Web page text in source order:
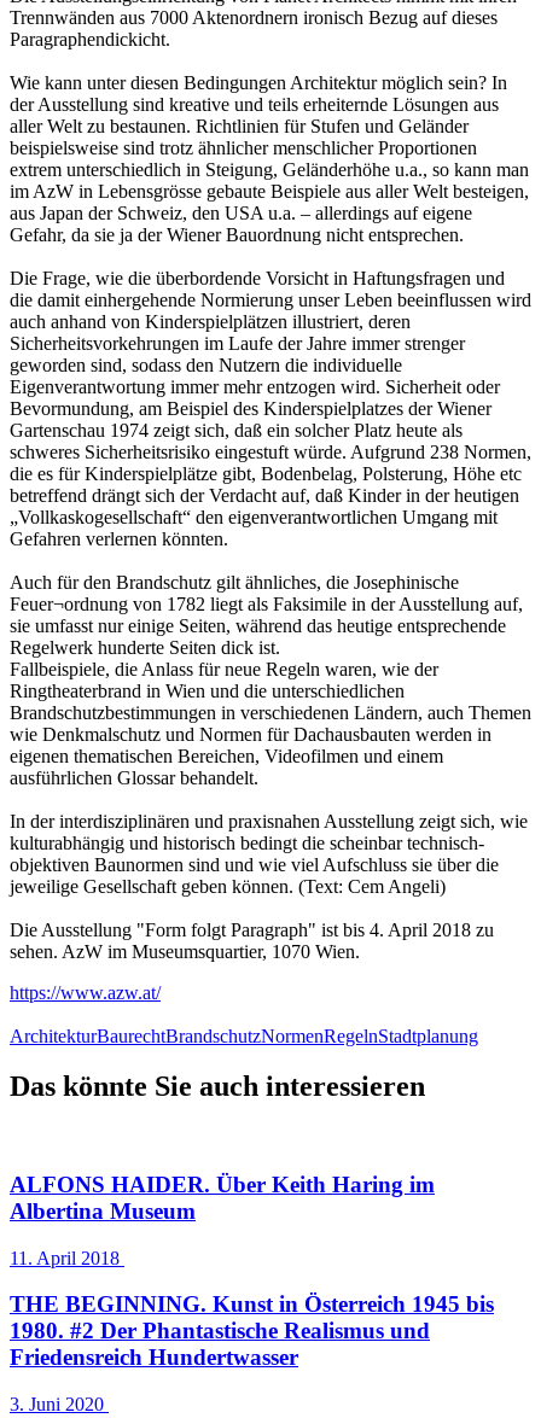
Trennwänden aus 7000 Aktenordnern ironisch Bezug auf dieses
Paragraphendickicht.
Wie kann unter diesen Bedingungen Architektur möglich sein? In
der Ausstellung sind kreative und teils erheiternde Lösungen aus
aller Welt zu bestaunen. Richtlinien für Stufen und Geländer
beispielsweise sind trotz ähnlicher menschlicher Proportionen
extrem unterschiedlich in Steigung, Geländerhöhe u.a., so kann man
im AzW in Lebensgrösse gebaute Beispiele aus aller Welt besteigen,
aus Japan der Schweiz, den USA u.a. – allerdings auf eigene
Gefahr, da sie ja der Wiener Bauordnung nicht entsprechen.
Die Frage, wie die überbordende Vorsicht in Haftungsfragen und
die damit einhergehende Normierung unser Leben beeinflussen wird
auch anhand von Kinderspielplätzen illustriert, deren
Sicherheitsvorkehrungen im Laufe der Jahre immer strenger
geworden sind, sodass den Nutzern die individuelle
Eigenverantwortung immer mehr entzogen wird. Sicherheit oder
Bevormundung, am Beispiel des Kinderspielplatzes der Wiener
Gartenschau 1974 zeigt sich, daß ein solcher Platz heute als
schweres Sicherheitsrisiko eingestuft würde. Aufgrund 238 Normen,
die es für Kinderspielplätze gibt, Bodenbelag, Polsterung, Höhe etc
betreffend drängt sich der Verdacht auf, daß Kinder in der heutigen
„Vollkaskogesellschaft“ den eigenverantwortlichen Umgang mit
Gefahren verlernen könnten.
Auch für den Brandschutz gilt ähnliches, die Josephinische
Feuer¬ordnung von 1782 liegt als Faksimile in der Ausstellung auf,
sie umfasst nur einige Seiten, während das heutige entsprechende
Regelwerk hunderte Seiten dick ist.
Fallbeispiele, die Anlass für neue Regeln waren, wie der
Ringtheaterbrand in Wien und die unterschiedlichen
Brandschutzbestimmungen in verschiedenen Ländern, auch Themen
wie Denkmalschutz und Normen für Dachausbauten werden in
eigenen thematischen Bereichen, Videofilmen und einem
ausführlichen Glossar behandelt.
In der interdisziplinären und praxisnahen Ausstellung zeigt sich, wie
kulturabhängig und historisch bedingt die scheinbar technisch-
objektiven Baunormen sind und wie viel Aufschluss sie über die
jeweilige Gesellschaft geben können. (Text: Cem Angeli)
Die Ausstellung "Form folgt Paragraph" ist bis 4. April 2018 zu
sehen. AzW im Museumsquartier, 1070 Wien.
https://www.azw.at/
ArchitekturBaurechtBrandschutzNormenRegelnStadtplanung
Das könnte Sie auch interessieren
ALFONS HAIDER. Über Keith Haring im
Albertina Museum
11. April 2018
THE BEGINNING. Kunst in Österreich 1945 bis
1980. #2 Der Phantastische Realismus und
Friedensreich Hundertwasser
3. Juni 2020